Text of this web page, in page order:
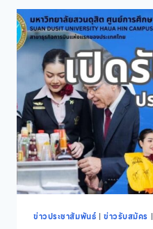
สวนดุสิต
เปิด
รับ
สมัคร
ผู้
สนใจ
เข้า
อบรม
หลักสูตร
ประกาศนียบัตร
พนักงาน
ให้การ
ดูแล
รุ่น
1
ข่าวประชาสัมพันธ์ | ข่าวรับสมัคร |